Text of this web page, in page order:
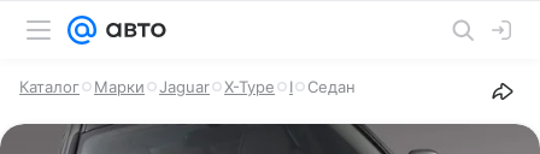
Каталог Марки Jaguar X-Type I Седан